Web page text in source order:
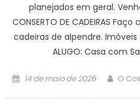
planejados em geral.
CONSERTO DE CADEIRAS
cadeiras de alpendre. Imóveis
ALUGO: Casa com
Posted
14 de maio de 2026 O